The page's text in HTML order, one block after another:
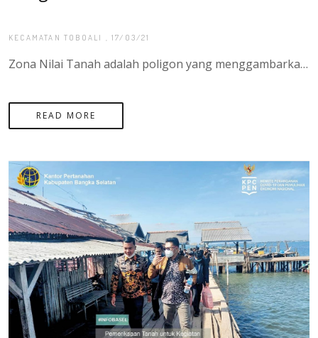
KECAMATAN TOBOALI , 17/03/21
Zona Nilai Tanah adalah poligon yang menggambarkan nilai tanah yang relative sama dari sekumpulan bidang tanah didalamnya, yang batasannya bisa bersifat imajiner ataupun nyata sesuai dengan penggunaan tanah. Kegiatan Pembaharuan Zona Nilai Tanah bertujuan agar informasi nilai tanah selalu terupdate (terbaru) yang dapat dimanfaatkan untk pelayanan pertanahan dan sebagai referensi kebijakan yang berkaitan dengan nilai tanah. - Di Kota Manado desa/kel yang sudah di data untuk kegiatan Pembaruan Peta Zona Nilai Tanah adalah sebagai berikut : kelurahan toboali, kelurahan tanjung ketapang, kelurahan teladan, desa gadung, desa rias, desa serdang, desa pasir putih, desa keposang, dan desa Tukak sadai
READ MORE